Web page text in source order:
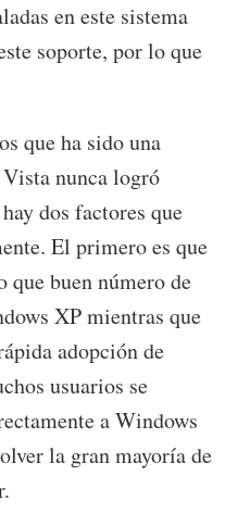
en este sistema
soporte, por lo que
que ha sido una
nunca logró
dos factores que
El primero es que
que buen número de
XP mientras que
adopción de
usuarios se
a Windows
la gran mayoría de